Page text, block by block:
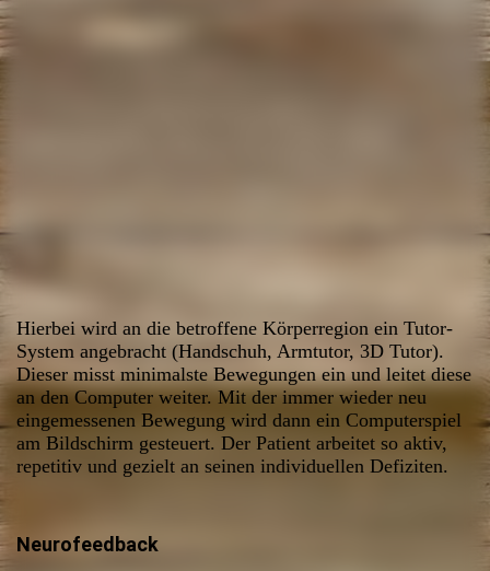
Hierbei wird an die betroffene Körperregion ein Tutor-
System angebracht (Handschuh, Armtutor, 3D Tutor).
Dieser misst minimalste Bewegungen ein und leitet diese
an den Computer weiter. Mit der immer wieder neu
eingemessenen Bewegung wird dann ein Computerspiel
am Bildschirm gesteuert. Der Patient arbeitet so aktiv,
repetitiv und gezielt an seinen individuellen Defiziten.
Neurofeedback